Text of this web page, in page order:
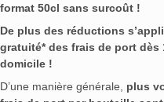
format 50cl sans surcoût !
De plus des réductions
gratuité* des frais de port dès
domicile !
D’une manière générale, plus